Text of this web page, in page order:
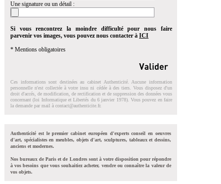
Une signature ou un détail :
Si vous rencontrez la moindre difficulté pour nous faire
parvenir vos images, vous pouvez nous contacter à ICI
* Mentions obligatoires
Ces informations sont destinées au cabinet Authenticité. Aucune information
personnelle n'est collectée à votre insu ni cédée à des tiers. Vous disposez d'un
droit d'accés, de modification, de rectification et de suppression des données vous
concernant (loi Informatique et Libertés du 6 janvier 1978). Vous pouvez en faire
la demande par mail à contact@authenticite.fr.
Authenticité est le premier cabinet européen d'experts conseil en oeuvres
d'art, spécialistes en meubles, objets d'art, sculptures, tableaux et dessins,
anciens et modernes.
Nos bureaux de Paris et de Londres sont à votre disposition pour répondre
à vos besoins que vous souhaitiez acheter, vendre ou connaître la valeur de
vos objets.